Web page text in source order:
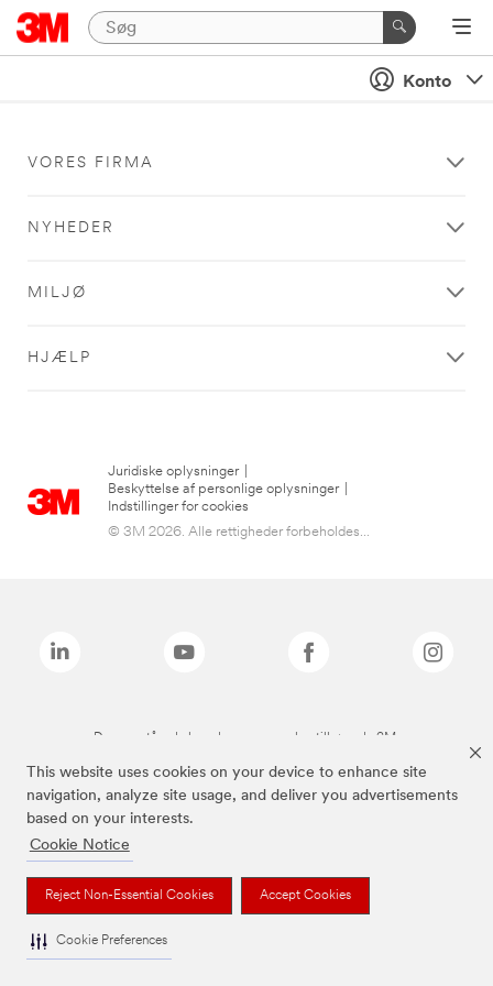
This website uses cookies on your device to enhance site
navigation, analyze site usage, and deliver you advertisements
based on your interests.
Cookie Notice
Reject Non-Essential Cookies Accept Cookies
Cookie Preferences
Konto
VORES FIRMA
NYHEDER
MILJØ
HJÆLP
Juridiske oplysninger
Beskyttelse af personlige oplysninger
Indstillinger for cookies
© 3M 2026. Alle rettigheder forbeholdes...
De ovenstående brands er varemærker tilhørende 3M.